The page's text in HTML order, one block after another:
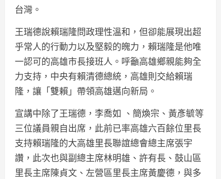
台灣。
王瑞德說賴瑞隆問政理性溫和，但卻能展現出超
乎常人的行動力以及堅毅的魄力，賴瑞隆是他唯
一認可的高雄市長接班人。呼籲高雄鄉親能夠全
力支持，中央有賴清德總統，高雄則交給賴瑞
隆，讓「雙賴」帶領高雄邁向新局。
宣講中除了王瑞德，李喬如 、簡煥宗、黃彥毓等
三位議員親自出席，此前已率高雄六百餘位里長
支持賴瑞隆的大高雄里長聯誼總會總主席張宇
讚，此次也與副總主席林明雄、許有長、鼓山區
里長主席陳貞文、左營區里長主席黃慶德，與多